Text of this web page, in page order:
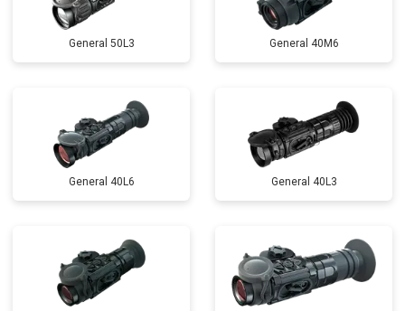
General 50L3 General 40M6
General 40L6 General 40L3